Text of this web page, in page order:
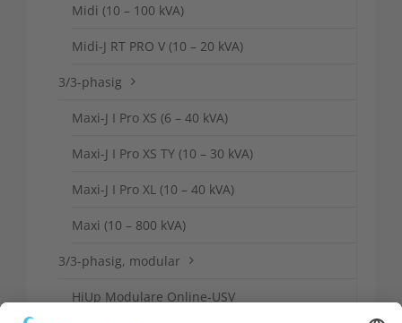
Midi (10 – 100 kVA)
Midi-J RT PRO V (10 – 20 kVA)
3/3-phasig
Maxi-J I Pro XS (6 – 40 kVA)
Maxi-J I Pro XS TY (10 – 30 kVA)
Maxi-J I Pro XL (10 – 40 kVA)
Maxi (10 – 800 kVA)
3/3-phasig, modular
HiUp Modulare Online-USV